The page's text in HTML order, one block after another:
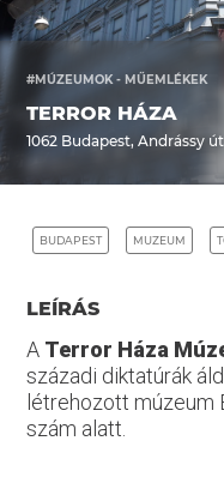
#MÚZEUMOK - MŰEMLÉKEK
TERROR HÁZA
1062 Budapest, Andrássy
BUDAPEST MUZEUM
LEÍRÁS
A Terror Háza
századi diktatúrák
létrehozott múzeum
szám alatt.